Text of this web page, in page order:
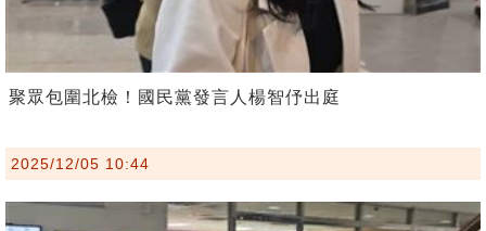
聚眾包圍北檢！國民黨發言人楊智伃出庭
2025/12/05 10:44